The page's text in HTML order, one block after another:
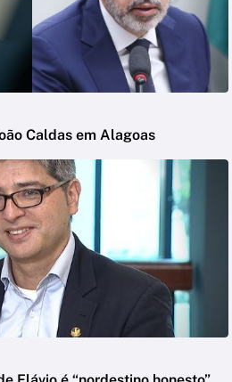
Caldas em Alagoas